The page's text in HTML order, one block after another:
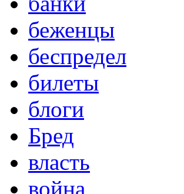
беженцы
беспредел
билеты
блоги
Бред
власть
война